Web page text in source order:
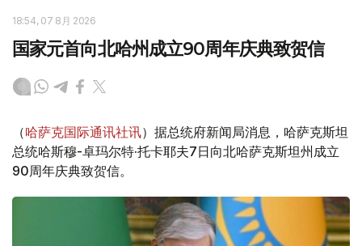
18:54, 07 8月 2026
国家元首向北哈州成立90周年庆典致贺信
（哈萨克国际通讯社讯）据总统府新闻局消息，哈萨克斯坦
总统哈斯穆-卓玛尔特·托卡耶夫7日向北哈萨克斯坦州成立
90周年庆典致贺信。